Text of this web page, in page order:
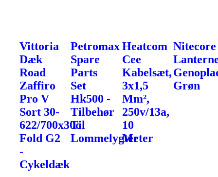
Vittoria
Dæk
Road
Zaffiro
Pro V
Sort 30-
622/700x30c
Fold G2
-
Cykeldæk
Petromax
Spare
Parts
Set
Hk500 -
Tilbehør
Til
Lommelygter
Heatcom
Cee
Kabelsæt,
3x1,5
Mm²,
250v/13a,
10
Meter
Nitecore
Grøn